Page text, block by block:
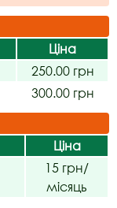
Ціна
250.00 грн
300.00 грн
Ціна
15 грн/
місяць